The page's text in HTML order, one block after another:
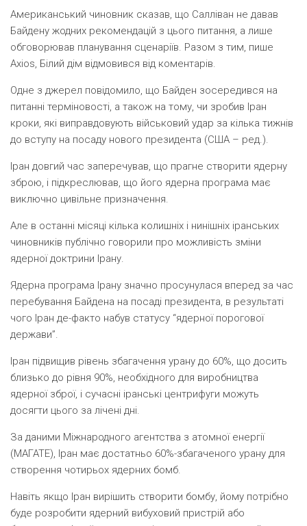
Американський чиновник сказав, що Салліван не давав
Байдену жодних рекомендацій з цього питання, а лише
обговорював планування сценаріїв. Разом з тим, пише
Axios, Білий дім відмовився від коментарів.
Одне з джерел повідомило, що Байден зосередився на
питанні терміновості, а також на тому, чи зробив Іран
кроки, які виправдовують військовий удар за кілька тижнів
до вступу на посаду нового президента (США – ред.).
Іран довгий час заперечував, що прагне створити ядерну
зброю, і підкреслював, що його ядерна програма має
виключно цивільне призначення.
Але в останні місяці кілька колишніх і нинішніх іранських
чиновників публічно говорили про можливість зміни
ядерної доктрини Ірану.
Ядерна програма Ірану значно просунулася вперед за час
перебування Байдена на посаді президента, в результаті
чого Іран де-факто набув статусу “ядерної порогової
держави”.
Іран підвищив рівень збагачення урану до 60%, що досить
близько до рівня 90%, необхідного для виробництва
ядерної зброї, і сучасні іранські центрифуги можуть
досягти цього за лічені дні.
За даними Міжнародного агентства з атомної енергії
(МАГАТЕ), Іран має достатньо 60%-збагаченого урану для
створення чотирьох ядерних бомб.
Навіть якщо Іран вирішить створити бомбу, йому потрібно
буде розробити ядерний вибуховий пристрій або